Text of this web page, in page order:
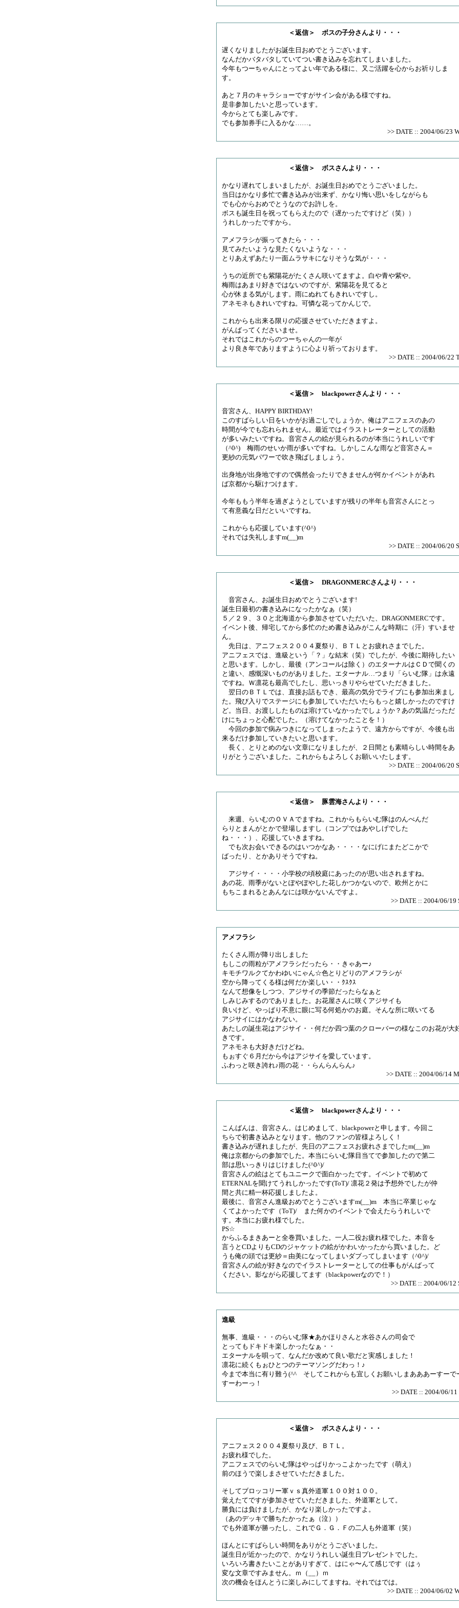
＜返信＞ ボスの子分さんより・・・
遅くなりましたがお誕生日おめでとうございます。
なんだかバタバタしていてつい書き込みを忘れてしまいました。
今年もつーちゃんにとってよい年である様に、又ご活躍を心からお祈りしま
す。
あと７月のキャラショーですがサイン会がある様ですね。
是非参加したいと思っています。
今からとても楽しみです。
でも参加券手に入るかな……。
>> DATE :: 2004/06/23
＜返信＞ ボスさんより・・・
かなり遅れてしまいましたが、お誕生日おめでとうございました。
当日はかなり多忙で書き込みが出来ず、かなり悔い思いをしながらも
でも心からおめでとうなのでお許しを。
ボスも誕生日を祝ってもらえたので（遅かったですけど（笑））
うれしかったですから。
アメフラシが振ってきたら・・・
見てみたいような見たくないような・・・
とりあえずあたり一面ムラサキになりそうな気が・・・
うちの近所でも紫陽花がたくさん咲いてますよ。白や青や紫や。
梅雨はあまり好きではないのですが、紫陽花を見てると
心が休まる気がします。雨にぬれてもきれいですし。
アネモネもきれいですね。可憐な花ってかんじで。
これからも出来る限りの応援させていただきますよ。
がんばってくださいませ。
それではこれからのつーちゃんの一年が
より良き年でありますように心より祈っております。
>> DATE :: 2004/06/22
＜返信＞ blackpowerさんより・・・
音宮さん、HAPPY BIRTHDAY!
このすばらしい日をいかがお過ごしでしょうか。俺はアニフェスのあの
時間が今でも忘れられません。最近ではイラストレーターとしての活動
が多いみたいですね。音宮さんの絵が見られるのが本当にうれしいです
（^0^) 梅雨のせいか雨が多いですね。しかしこんな雨など音宮さん＝
更紗の元気パワーで吹き飛ばしましょう。
出身地が出身地ですので偶然会ったりできませんが何かイベントがあれ
ば京都から駆けつけます。
今年ももう半年を過ぎようとしていますが残りの半年も音宮さんにとっ
て有意義な日だといいですね。
これからも応援しています(^0^)
それでは失礼しますm(__)m
>> DATE :: 2004/06/20
＜返信＞ DRAGONMERCさんより・・・
音宮さん、お誕生日おめでとうございます!
誕生日最初の書き込みになったかなぁ（笑）
５／２９、３０と北海道から参加させていただいた、DRAGONMERCです。
イベント後、帰宅してから多忙のため書き込みがこんな時期に（汗）すいませ
ん。
先日は、アニフェス２００４夏祭り、ＢＴＬとお疲れさまでした。
アニフェスでは、進級という「？」な結末（笑）でしたが、今後に期待したい
と思います。しかし、最後（アンコールは除く）のエターナルはＣＤで聞くの
と違い、感慨深いものがありました。エターナル…つまり「らいむ隊」は永遠
ですね。Ｗ凛花も最高でしたし、思いっきりやらせていただきました。
翌日のＢＴＬでは、直接お話もでき、最高の気分でライブにも参加出来まし
た。飛び入りでステージにも参加していただいたらもっと嬉しかったのですけ
ど。当日、お渡ししたものは溶けていなかったでしょうか？あの気温だっただ
けにちょっと心配でした。（溶けてなかったことを！）
今回の参加で病みつきになってしまったようで、遠方からですが、今後も出
来るだけ参加していきたいと思います。
長く、とりとめのない文章になりましたが、２日間とも素晴らしい時間をあ
りがとうございました。これからもよろしくお願いいたします。
>> DATE :: 2004/06/20
＜返信＞ 豚雲海さんより・・・
来週、らいむのＯＶＡでますね。これからもらいむ隊はのんべんだ
らりとまんがとかで登場しますし（コンプではあやしげでした
ね・・・）、応援していきますね。
でも次お会いできるのはいつかなあ・・・・なにげにまたどこかで
ばったり、とかありそうですね。
アジサイ・・・・小学校の頃校庭にあったのが思い出されますね。
あの花、雨季がないとぽやぽやした花しかつかないので、欧州とかに
もちこまれるとあんなには咲かないんですよ。
>> DATE :: 2004/06/19
アメフラシ
たくさん雨が降り出しました
もしこの雨粒がアメフラシだったら・・きゃあー♪
キモチワルクてかわゆいにゃん☆色とりどりのアメフラシが
空から降ってくる様は何だか楽しい・・ｸｽｸｽ
なんて想像をしつつ、アジサイの季節だったらなぁと
しみじみするのでありました。お花屋さんに咲くアジサイも
良いけど、やっぱり不意に眼に写る何処かのお庭。そんな所に咲いてる
アジサイにはかなわない。
あたしの誕生花はアジサイ・・何だか四つ葉のクローバーの様なこのお花が大
きです。
アネモネも大好きだけどね。
もぉすぐ６月だから今はアジサイを愛しています。
ふわっと咲き誇れ♪雨の花・・らんらんらん♪
>> DATE :: 2004/06/14
＜返信＞ blackpowerさんより・・・
こんばんは、音宮さん。はじめまして、blackpowerと申します。今回こ
ちらで初書き込みとなります。他のファンの皆様よろしく！
書き込みが遅れましたが、先日のアニフェスお疲れさまでしたm(__)m
俺は京都からの参加でした。本当にらいむ隊目当てで参加したので第二
部は思いっきりはじけました(^0^)/
音宮さんの絵はとてもユニークで面白かったです。イベントで初めて
ETERNALを聞けてうれしかったです(ToT)/ 凛花２発は予想外でしたが仲
間と共に精一杯応援しましたよ。
最後に、音宮さん進級おめでとうございますm(__)m 本当に卒業じゃな
くてよかったです（ToT)/ また何かのイベントで会えたらうれしいで
す。本当にお疲れ様でした。
PS☆
からふるまきあーと全巻買いました。一人二役お疲れ様でした。本音を
言うとCDよりもCDのジャケットの絵がかわいかったから買いました。ど
うも俺の頭では更紗＝由美になってしまいダブってしまいます（^0^)/
音宮さんの絵が好きなのでイラストレーターとしての仕事もがんばって
ください。影ながら応援してます（blackpowerなので！）
>> DATE :: 2004/06/12
進級
無事、進級・・・のらいむ隊★あかほりさんと水谷さんの司会で
とってもドキドキ楽しかったなぁ・・
エターナルを唄って、なんだか改めて良い歌だと実感しました！
凛花に続くもぉひとつのテーマソングだわっ！♪
今まで本当に有り難う(^^ゞそしてこれからも宜しくお願いしまあああーすーで
すーわーっ！
>> DATE :: 2004/06/11
＜返信＞ ボスさんより・・・
アニフェス２００４夏祭り及び、ＢＴＬ。
お疲れ様でした。
アニフェスでのらいむ隊はやっぱりかっこよかったです（萌え）
前のほうで楽しまさせていただきました。
そしてブロッコリー軍ｖｓ真外道軍１００対１００。
覚えたてですが参加させていただきました、外道軍として。
勝負には負けましたが、かなり楽しかったですよ。
（あのデッキで勝ちたかったぁ（泣））
でも外道軍が勝ったし、これでＧ．Ｇ．Ｆの二人も外道軍（笑）
ほんとにすばらしい時間をありがとうございました。
誕生日が近かったので、かなりうれしい誕生日プレゼントでした。
いろいろ書きたいことがありすぎて、はにゃ〜んて感じです（はぅ
変な文章ですみません。ｍ（__）ｍ
次の機会をほんとうに楽しみにしてますね。それではでは。
>> DATE :: 2004/06/02